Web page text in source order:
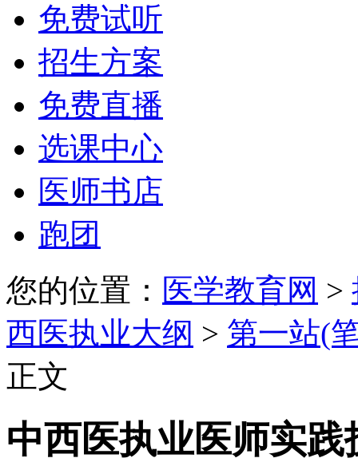
免费试听
招生方案
免费直播
选课中心
医师书店
跑团
您的位置： 医学教育网 >
西医执业大纲 > 第一站(
正文
中西医执业医师实